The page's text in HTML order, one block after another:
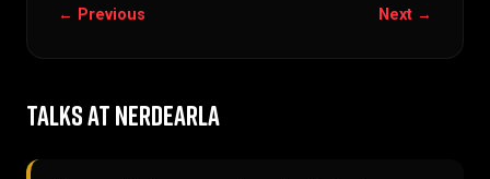
← Previous Next →
TALKS AT NERDEARLA